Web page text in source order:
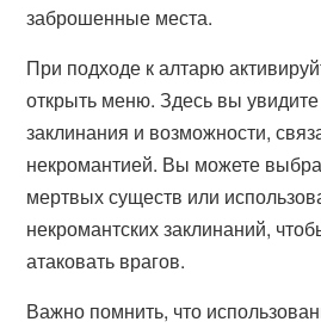
заброшенные места.
При подходе к алтарю
открыть меню. Здесь вы
заклинания и возможности,
некромантией. Вы можете
мертвых существ или
некромантских заклинаний,
атаковать врагов.
Важно помнить, что